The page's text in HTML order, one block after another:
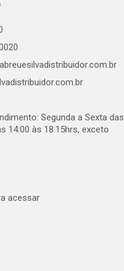
Segunda a Sexta das
14:00 às 18:15hrs, exceto
acessar